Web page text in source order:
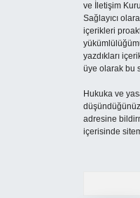
ve İletişim
Sağlayıcı
içerikleri
yazdıkları
üye olarak bu
Hukuka ve
adresine
içerisinde